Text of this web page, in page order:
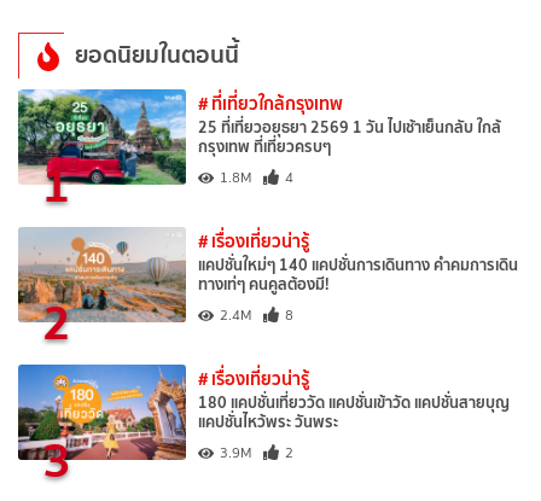
ยอดนิยมในตอนนี้
1
# ที่เที่ยวใกล้กรุงเทพ
25 ที่เที่ยวอยุธยา 2569 1 วัน ไปเช้าเย็นกลับ ใกล้
กรุงเทพ ที่เที่ยวครบๆ
1.8M 4
2
# เรื่องเที่ยวน่ารู้
แคปชั่นใหม่ๆ 140 แคปชั่นการเดินทาง คำคมการเดิน
ทางเท่ๆ คนคูลต้องมี!
2.4M 8
3
# เรื่องเที่ยวน่ารู้
180 แคปชั่นเที่ยววัด แคปชั่นเข้าวัด แคปชั่นสายบุญ
แคปชั่นไหว้พระ วันพระ
3.9M 2